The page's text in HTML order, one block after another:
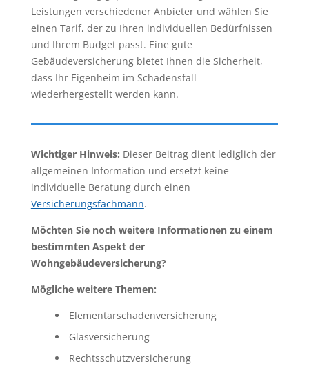
Leistungen verschiedener Anbieter und wählen Sie
einen Tarif, der zu Ihren individuellen Bedürfnissen
und Ihrem Budget passt. Eine gute
Gebäudeversicherung bietet Ihnen die Sicherheit,
dass Ihr Eigenheim im Schadensfall
wiederhergestellt werden kann.
Wichtiger Hinweis: Dieser Beitrag dient lediglich der
allgemeinen Information und ersetzt keine
individuelle Beratung durch einen
Versicherungsfachmann.
Möchten Sie noch weitere Informationen zu einem
bestimmten Aspekt der
Wohngebäudeversicherung?
Mögliche weitere Themen:
Elementarschadenversicherung
Glasversicherung
Rechtsschutzversicherung